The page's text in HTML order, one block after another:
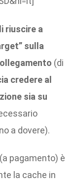
riuscire a
sulla
(di
credere al
sia su
a dovere).
pagamento) è
la cache in